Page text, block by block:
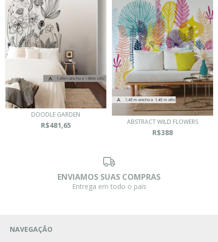
DOODLE GARDEN
R$481,65 ABSTRACT WILD FLOWERS
R$388
ENVIAMOS SUAS COMPRAS
Entrega em todo o país
NAVEGAÇÃO